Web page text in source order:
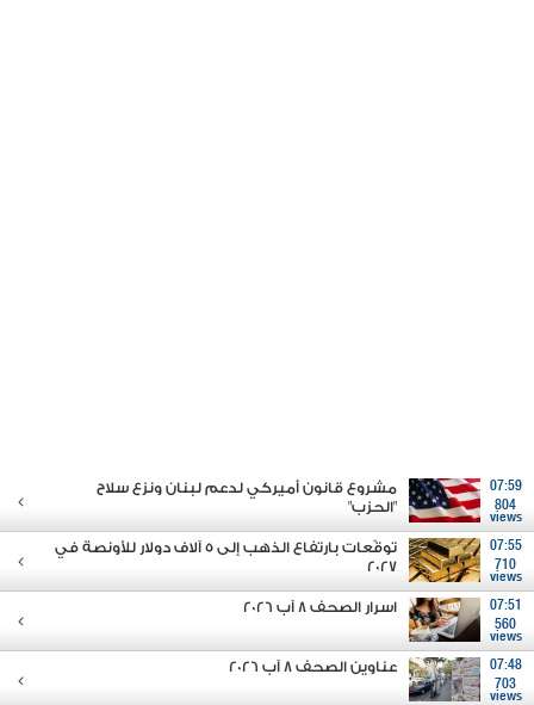
07:59
804
views
مشروع قانون أميركي لدعم لبنان ونزع سلاح
"الحزب"
07:55
710
views
توقّعات بارتفاع الذهب إلى 5 آلاف دولار للأونصة في
2027
07:51
560
views
اسرار الصحف 8 آب 2026
07:48
703
views
عناوين الصحف 8 آب 2026